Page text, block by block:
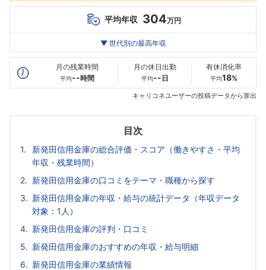
平均年収 304万円
最高年収
20代
304万
30代
--万
--万
▼ 世代別の最高年収
月の残業時間
平均--時間
月の休日出勤
平均-- 日
有休消化率
平均18%
キャリコネユーザーの投稿データから算出
目次
新発田信用金庫の総合評価・スコア（働きやすさ・平均
年収・残業時間）
新発田信用金庫の口コミをテーマ・職種から探す
新発田信用金庫の年収・給与の統計データ（年収データ
対象：1人）
新発田信用金庫の評判・口コミ
新発田信用金庫のおすすめの年収・給与明細
新発田信用金庫の業績情報